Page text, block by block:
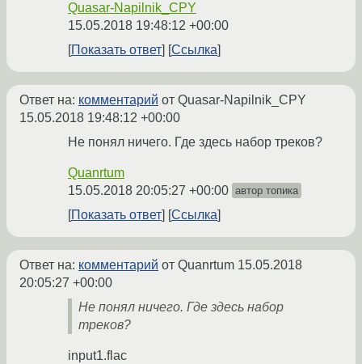
Quasar-Napilnik_CPY
15.05.2018 19:48:12 +00:00
Показать ответ
Ссылка
Ответ на: комментарий от Quasar-Napilnik_CPY
15.05.2018 19:48:12 +00:00
Не понял ничего. Где здесь набор треков?
Quanrtum
15.05.2018 20:05:27 +00:00 автор топика
Показать ответ Ссылка
Ответ на: комментарий от Quanrtum 15.05.2018
20:05:27 +00:00
Не понял ничего. Где здесь набор
треков?
input1.flac